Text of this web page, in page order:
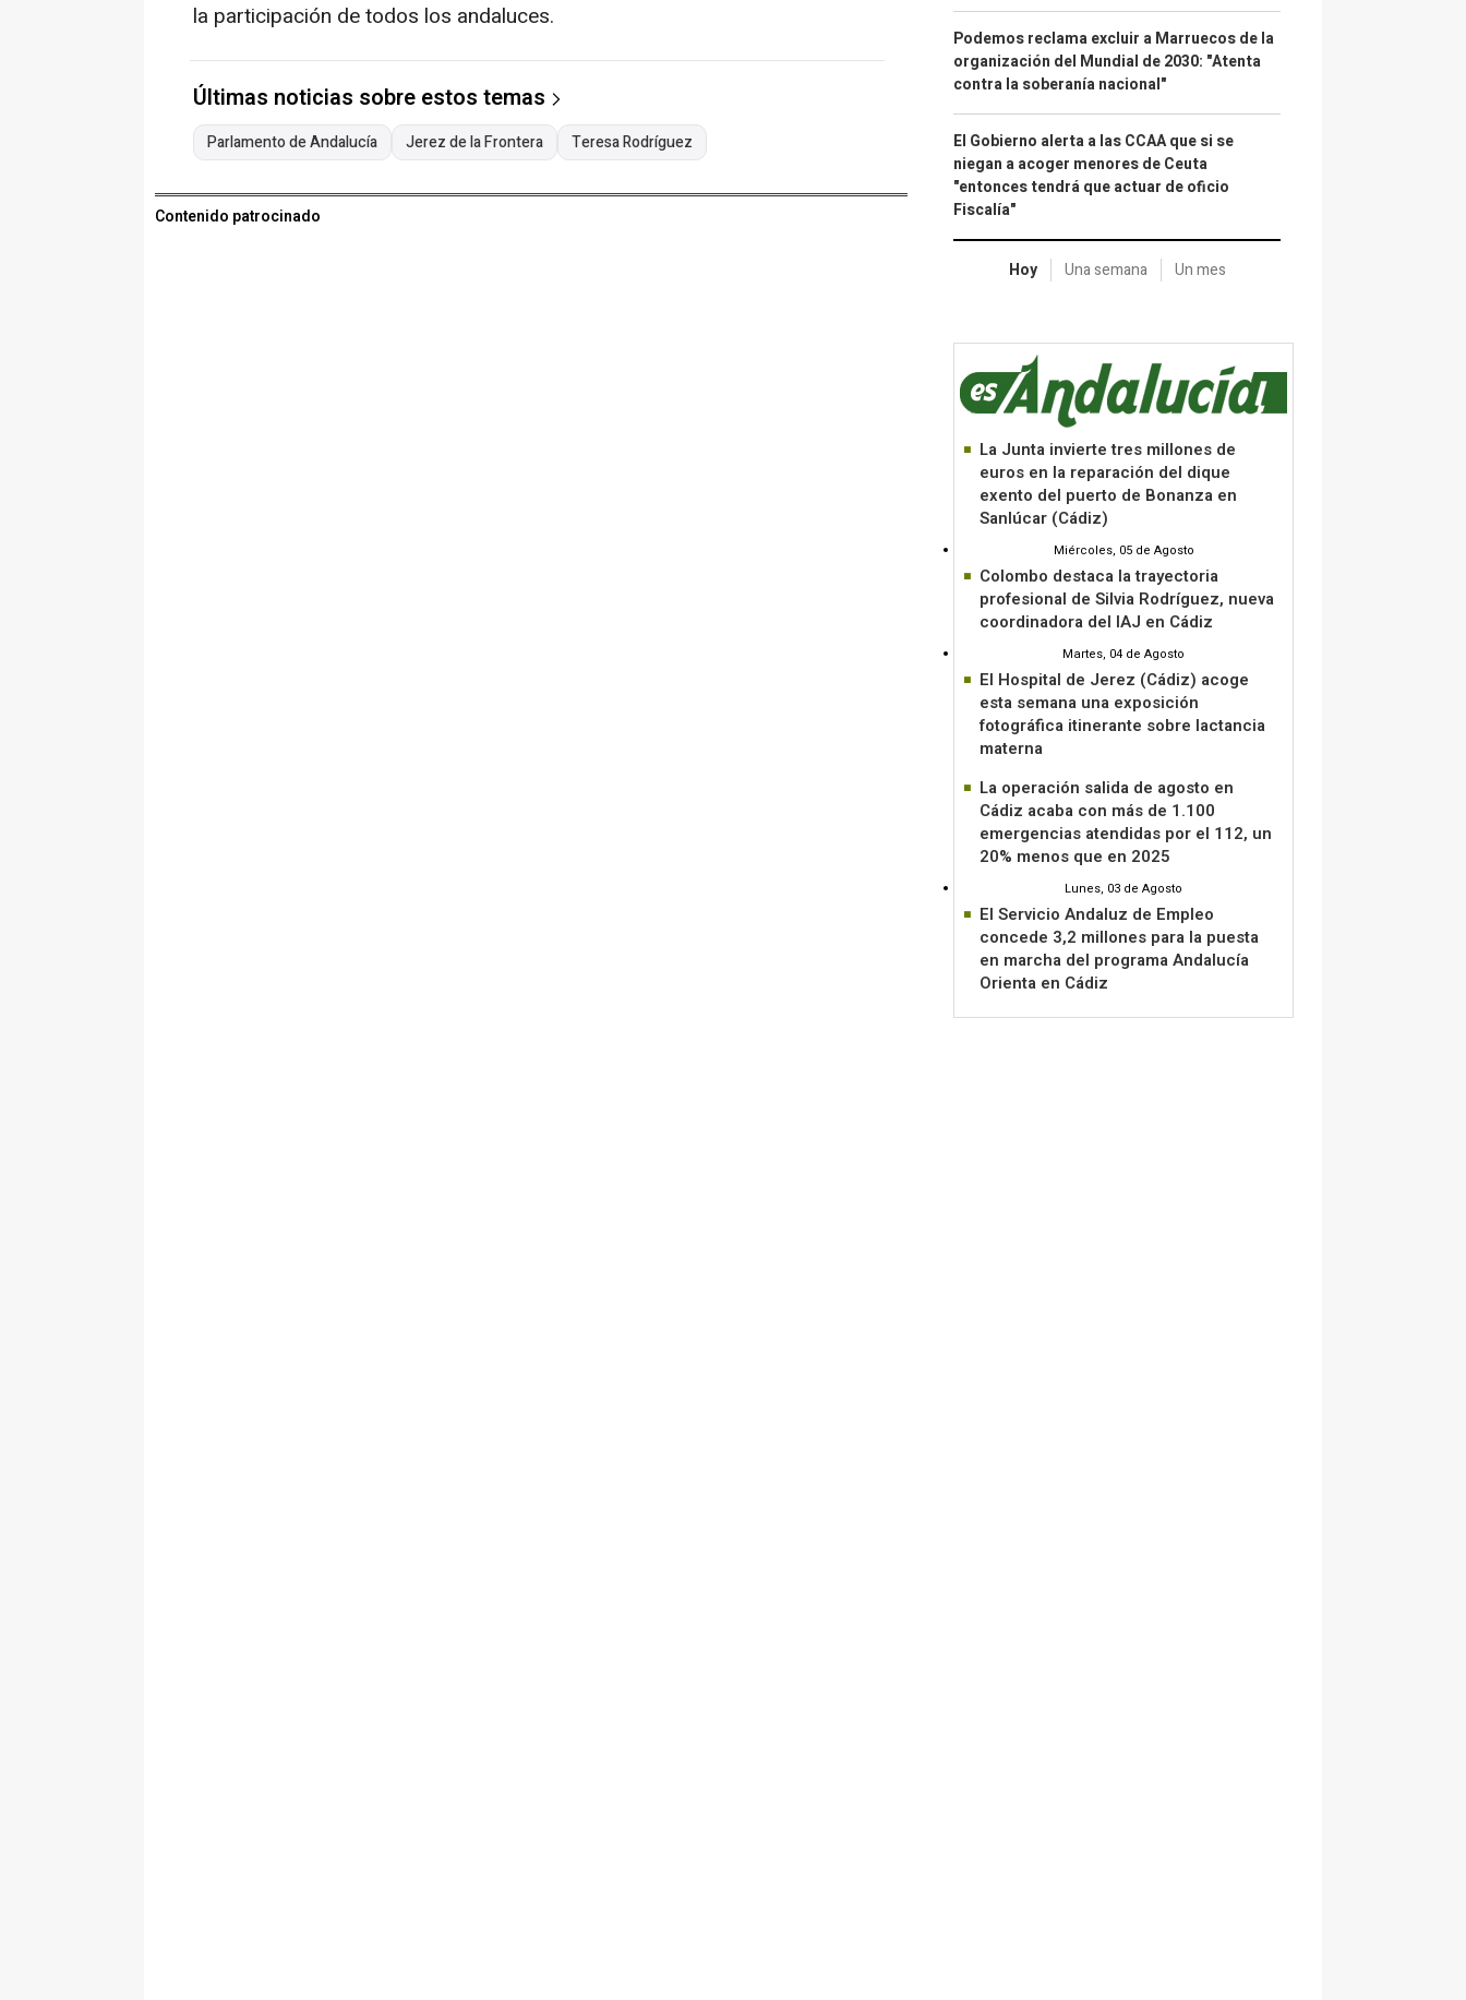
la participación de todos los andaluces.
Últimas noticias sobre estos temas
Parlamento de Andalucía Jerez de la Frontera Teresa Rodríguez
Contenido patrocinado
Podemos reclama excluir a Marruecos de la
organización del Mundial de 2030: "Atenta
contra la soberanía nacional"
El Gobierno alerta a las CCAA que si se
niegan a acoger menores de Ceuta
"entonces tendrá que actuar de oficio
Fiscalía"
Hoy Una semana Un mes
La Junta invierte tres millones de
euros en la reparación del dique
exento del puerto de Bonanza en
Sanlúcar (Cádiz)
Miércoles, 05 de Agosto
Colombo destaca la trayectoria
profesional de Silvia Rodríguez, nueva
coordinadora del IAJ en Cádiz
Martes, 04 de Agosto
El Hospital de Jerez (Cádiz) acoge
esta semana una exposición
fotográfica itinerante sobre lactancia
materna
La operación salida de agosto en
Cádiz acaba con más de 1.100
emergencias atendidas por el 112, un
20% menos que en 2025
Lunes, 03 de Agosto
El Servicio Andaluz de Empleo
concede 3,2 millones para la puesta
en marcha del programa Andalucía
Orienta en Cádiz